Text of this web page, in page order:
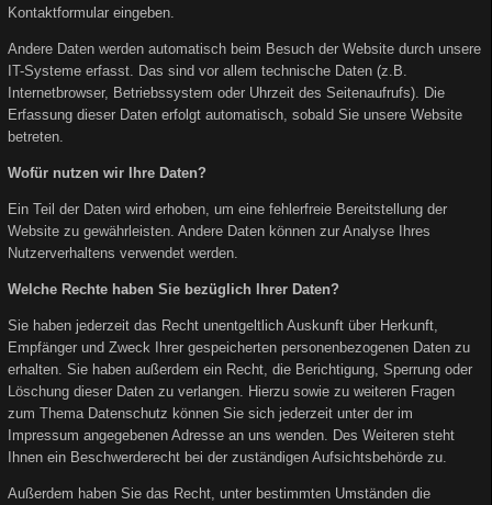
Kontaktformular eingeben.
Andere Daten werden automatisch beim Besuch der Website durch unsere
IT-Systeme erfasst. Das sind vor allem technische Daten (z.B.
Internetbrowser, Betriebssystem oder Uhrzeit des Seitenaufrufs). Die
Erfassung dieser Daten erfolgt automatisch, sobald Sie unsere Website
betreten.
Wofür nutzen wir Ihre Daten?
Ein Teil der Daten wird erhoben, um eine fehlerfreie Bereitstellung der
Website zu gewährleisten. Andere Daten können zur Analyse Ihres
Nutzerverhaltens verwendet werden.
Welche Rechte haben Sie bezüglich Ihrer Daten?
Sie haben jederzeit das Recht unentgeltlich Auskunft über Herkunft,
Empfänger und Zweck Ihrer gespeicherten personenbezogenen Daten zu
erhalten. Sie haben außerdem ein Recht, die Berichtigung, Sperrung oder
Löschung dieser Daten zu verlangen. Hierzu sowie zu weiteren Fragen
zum Thema Datenschutz können Sie sich jederzeit unter der im
Impressum angegebenen Adresse an uns wenden. Des Weiteren steht
Ihnen ein Beschwerderecht bei der zuständigen Aufsichtsbehörde zu.
Außerdem haben Sie das Recht, unter bestimmten Umständen die